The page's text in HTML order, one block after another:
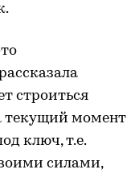
строиться
текущий момент
ключ, т.е.
силами,